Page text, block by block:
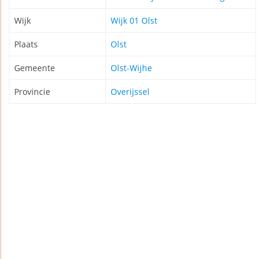
Wijk Wijk 01 Olst
Plaats Olst
Gemeente Olst-Wijhe
Provincie Overijssel